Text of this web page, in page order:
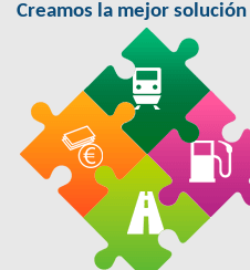
Creamos la mejor